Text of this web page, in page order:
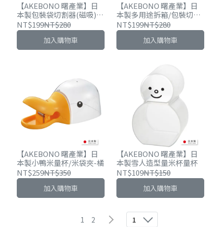
【AKEBONO 曙產業】日
本製包裝袋切割器(磁吸)-3
色可選
NT$199NT$280
加入購物車
【AKEBONO 曙產業】日
本製多用途拆箱/包裝切割
器(磁吸)-3色可選
NT$199NT$280
加入購物車
【AKEBONO 曙產業】日
本製小鴨米量杯/米袋夾-橘
NT$259NT$350
加入購物車
【AKEBONO 曙產業】日
本製雪人造型量米杯量杯
NT$109NT$150
加入購物車
1 2 1